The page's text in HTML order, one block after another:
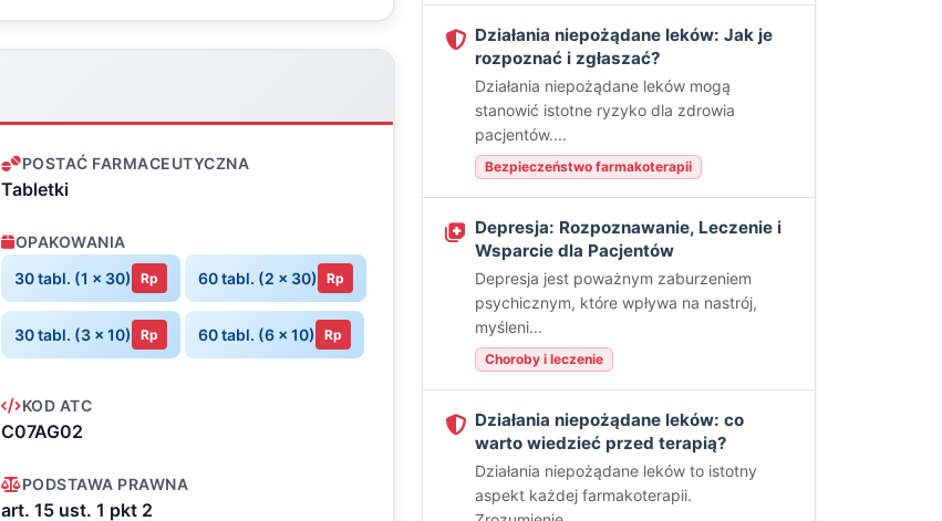
POSTAĆ FARMACEUTYCZNA
Tabletki
OPAKOWANIA
30 tabl. (1 x 30)
Rp 60 tabl. (2 x 30) Rp
30 tabl. (3 x 10) Rp 60 tabl. (6 x 10) Rp
KOD ATC
C07AG02
PODSTAWA PRAWNA
art. 15 ust. 1 pkt 2
Działania niepożądane leków: Jak je
rozpoznać i zgłaszać?
Działania niepożądane leków mogą
stanowić istotne ryzyko dla zdrowia
pacjentów....
Bezpieczeństwo farmakoterapii
Depresja: Rozpoznawanie, Leczenie i
Wsparcie dla Pacjentów
Depresja jest poważnym zaburzeniem
psychicznym, które wpływa na nastrój,
myśleni...
Choroby i leczenie
Działania niepożądane leków: co
warto wiedzieć przed terapią?
Działania niepożądane leków to istotny
aspekt każdej farmakoterapii.